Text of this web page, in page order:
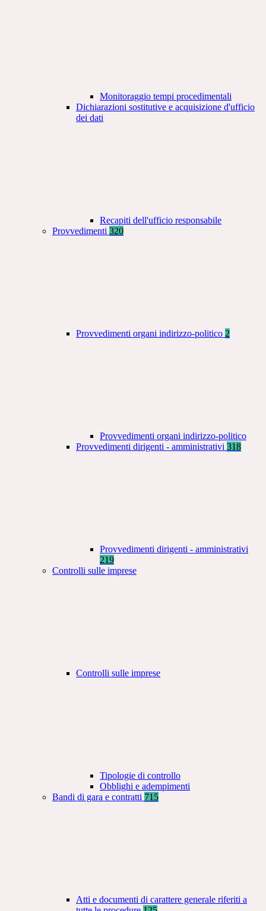
Monitoraggio tempi procedimentali
Dichiarazioni sostitutive e acquisizione d'ufficio
dei dati
Recapiti dell'ufficio responsabile
Provvedimenti 320
Provvedimenti organi indirizzo-politico 2
Provvedimenti organi indirizzo-politico
Provvedimenti dirigenti - amministrativi 318
Provvedimenti dirigenti - amministrativi
219
Controlli sulle imprese
Controlli sulle imprese
Tipologie di controllo
Obblighi e adempimenti
Bandi di gara e contratti 715
Atti e documenti di carattere generale riferiti a